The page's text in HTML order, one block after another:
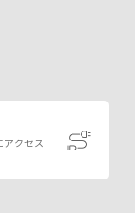
アクセス